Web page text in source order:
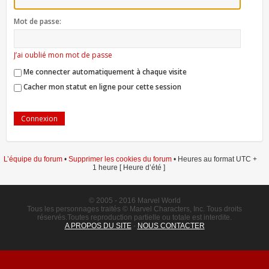
Mot de passe:
J’ai oublié mon mot de passe
Me connecter automatiquement à chaque visite
Cacher mon statut en ligne pour cette session
L’équipe du forum• Supprimer les cookies du forum• Heures au format UTC +
1 heure [ Heure d’été ]
© 2005 - 2016 Marvel World
Tous les personnages traités © Marvel Characters, Inc. Tous droits
réservés.Toutes reproduction partielle ou totale est interdite.
A PROPOS DU SITE- NOUS CONTACTER